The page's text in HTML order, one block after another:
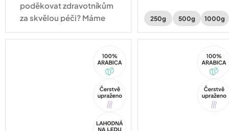
poděkovat zdravotníkům
za skvělou péči? Máme
pro vás řešení.
metodou Fully
ostružin, černého
rybízu a jasmínu.
250g 500g 1000g
Tip
Arabica
Arabica
Tip